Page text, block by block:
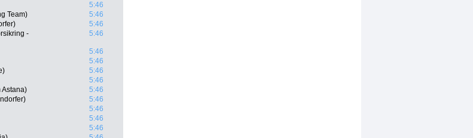
5:46
Team)
5:46
5:46
-
5:46
5:46
5:46
5:46
5:46
Astana)
5:46
5:46
5:46
5:46
5:46